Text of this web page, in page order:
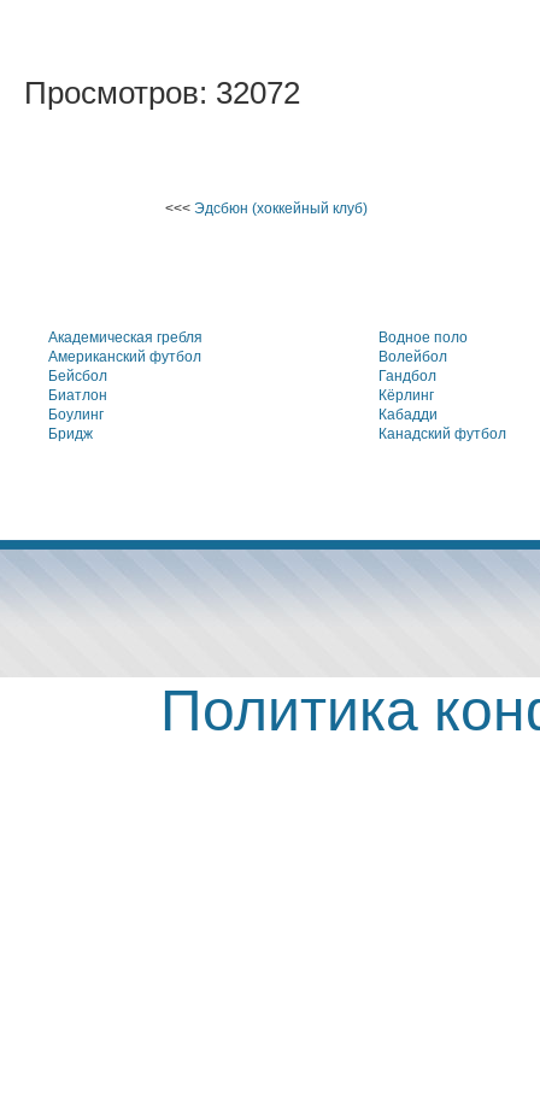
Просмотров: 32072
<<< Эдсбюн (хоккейный клуб)
Академическая гребля
Американский футбол
Бейсбол
Биатлон
Боулинг
Бридж
Водное поло
Волейбол
Гандбол
Кёрлинг
Кабадди
Канадский футбол
Политика